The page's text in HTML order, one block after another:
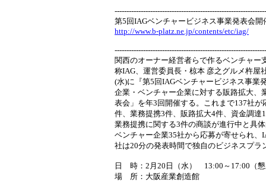
第5回IAGベンチャービジネス事業発表会
http://www.b-platz.ne.jp/contents/etc/iag/
関西のオーナー経営者らで作るベンチャ
称IAG、運営委員長・椋本 彦之グルメ杵屋
(水)に『第5回IAGベンチャービジネス事業
企業・ベンチャー企業に対する販路拡大
表会」を年3回開催する。これまで137社
件、業務提携3件、販路拡大4件、資金調
業務提携に関する3件の商談が進行中と具
ベンチャー企業35社から応募が寄せられ
社は20分の発表時間で独自のビジネスプラ
日 時：2月20日（水） 13:00～17:00（懇
場 所：大阪産業創造館